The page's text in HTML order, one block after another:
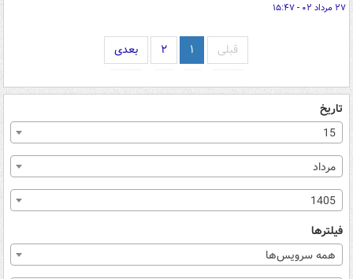
۲۷ مرداد ۰۲ - ۱۵:۴۷
قبلی ۱ ۲ بعدی
تاریخ
15
مرداد
1405
فیلترها
همه سرویس‌ها